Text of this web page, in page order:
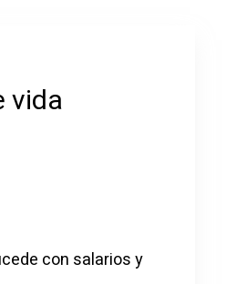
vida
con salarios y